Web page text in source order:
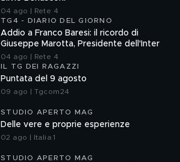
04 ago | Rete 4
TG4 - DIARIO DEL GIORNO
Addio a Franco Baresi: il ricordo di
Giuseppe Marotta, Presidente dell'Inter
04 ago | Rete 4
IL TG DEI RAGAZZI
Puntata del 9 agosto
09 ago | Tgcom24
STUDIO APERTO MAG
Delle vere e proprie esperienze
02 ago | Italia 1
STUDIO APERTO MAG